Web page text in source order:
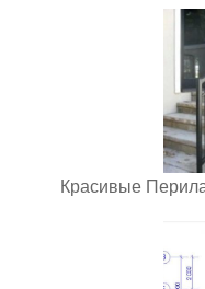
Красивые